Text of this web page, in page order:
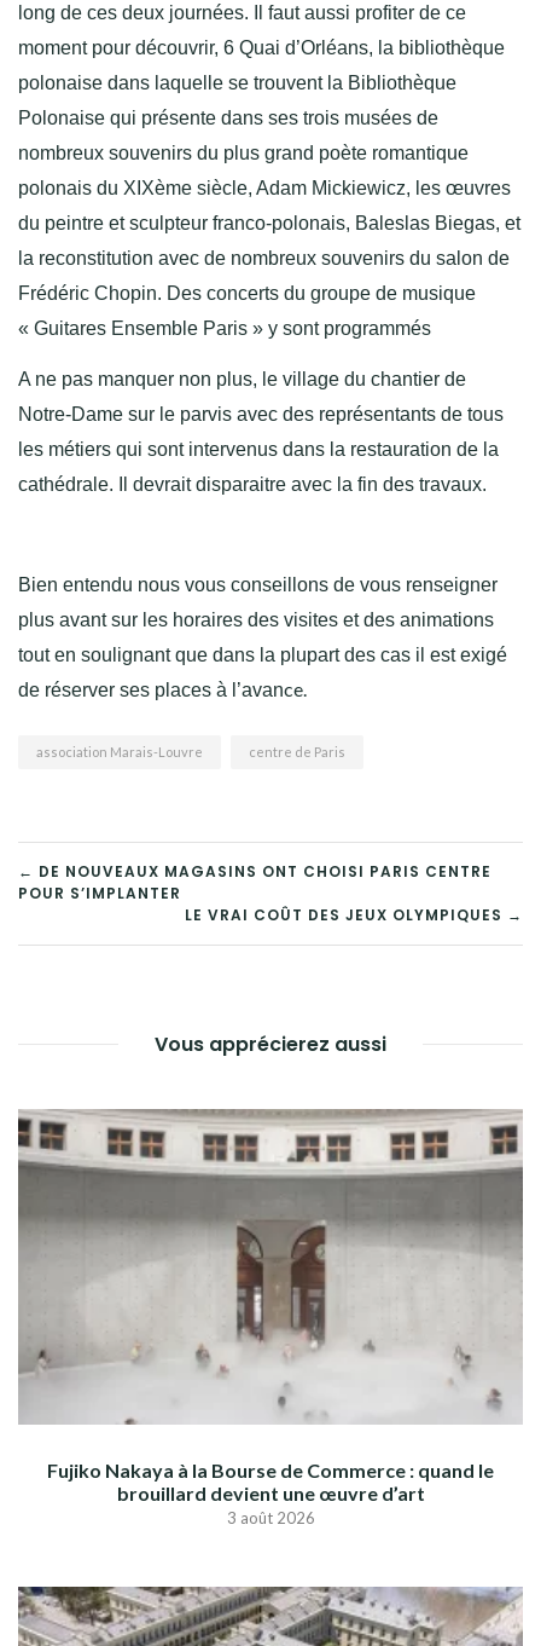
long de ces deux journées. Il faut aussi profiter de ce
moment pour découvrir, 6 Quai d’Orléans, la bibliothèque
polonaise dans laquelle se trouvent la Bibliothèque
Polonaise qui présente dans ses trois musées de
nombreux souvenirs du plus grand poète romantique
polonais du XIXème siècle, Adam Mickiewicz, les œuvres
du peintre et sculpteur franco-polonais, Baleslas Biegas, et
la reconstitution avec de nombreux souvenirs du salon de
Frédéric Chopin. Des concerts du groupe de musique
« Guitares Ensemble Paris » y sont programmés
A ne pas manquer non plus, le village du chantier de
Notre-Dame sur le parvis avec des représentants de tous
les métiers qui sont intervenus dans la restauration de la
cathédrale. Il devrait disparaitre avec la fin des travaux.
Bien entendu nous vous conseillons de vous renseigner
plus avant sur les horaires des visites et des animations
tout en soulignant que dans la plupart des cas il est exigé
de réserver ses places à l’avance.
association Marais-Louvre centre de Paris
NAVIGATION
DE
← DE NOUVEAUX MAGASINS ONT CHOISI PARIS CENTRE
POUR S’IMPLANTER
LE VRAI COÛT DES JEUX OLYMPIQUES →
Vous apprécierez aussi
Fujiko Nakaya à la Bourse de Commerce : quand le
brouillard devient une œuvre d’art
3 août 2026